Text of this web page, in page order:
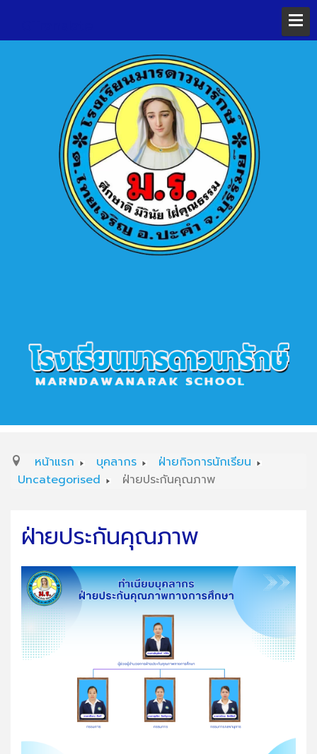
หน้าแรก บุคลากร
ฝ่ายกิจการนักเรียน
Uncategorised
ฝ่ายประกันคุณภาพ
ฝ่ายประกันคุณภาพ